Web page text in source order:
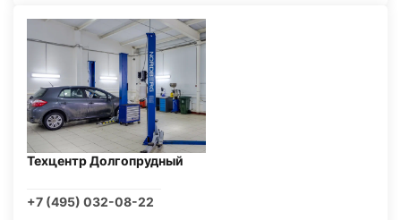
Техцентр Долгопрудный
+7 (495) 032-08-22